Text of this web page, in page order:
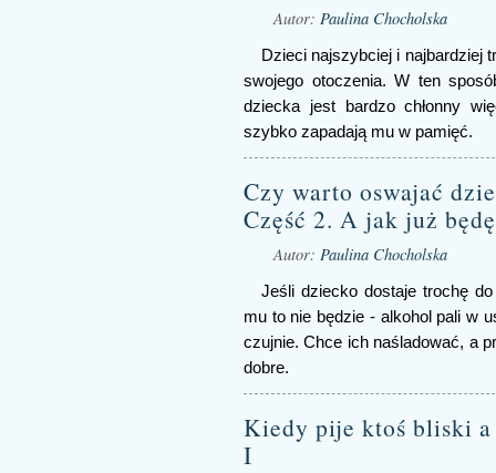
Autor: Paulina Chocholska
Dzieci najszybciej i najbardziej
swojego otoczenia. W ten
dziecka jest bardzo chłonny
szybko zapadają mu w pamięć.
Czy warto oswajać
Część 2. A jak już
Autor: Paulina Chocholska
Jeśli dziecko dostaje trochę
mu to nie będzie - alkohol pali w
czujnie. Chce ich naśladować, a
dobre.
Kiedy pije ktoś bliski a
I